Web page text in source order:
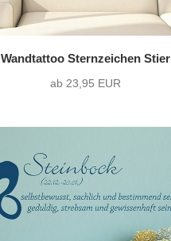
Wandtattoo Sternzeichen Stier
ab 23,95 EUR